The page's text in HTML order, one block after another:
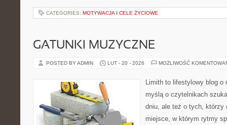
CATEGORIES: MOTYWACJA I CELE ŻYCIOWE
GATUNKI MUZYCZNE
POSTED BY ADMIN LUT - 20 - 2026 MOŻLIWOŚĆ
Limith to lifestylowy blog o
myślą o czytelnikach
dniu, ale też o tych, którzy
miejsce, w którym rytmy